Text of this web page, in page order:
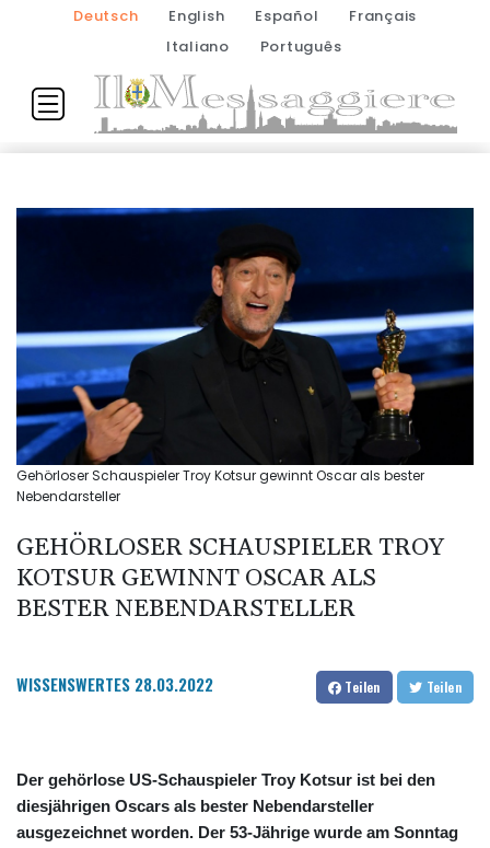
Deutsch English Español
Français
Italiano
Português
Gehörloser Schauspieler Troy Kotsur gewinnt Oscar als bester
Nebendarsteller
GEHÖRLOSER SCHAUSPIELER TROY
KOTSUR GEWINNT OSCAR ALS
BESTER NEBENDARSTELLER
WISSENSWERTES 28.03.2022 Teilen Teilen
Der gehörlose US-Schauspieler Troy Kotsur ist bei den
diesjährigen Oscars als bester Nebendarsteller
ausgezeichnet worden. Der 53-Jährige wurde am Sonntag